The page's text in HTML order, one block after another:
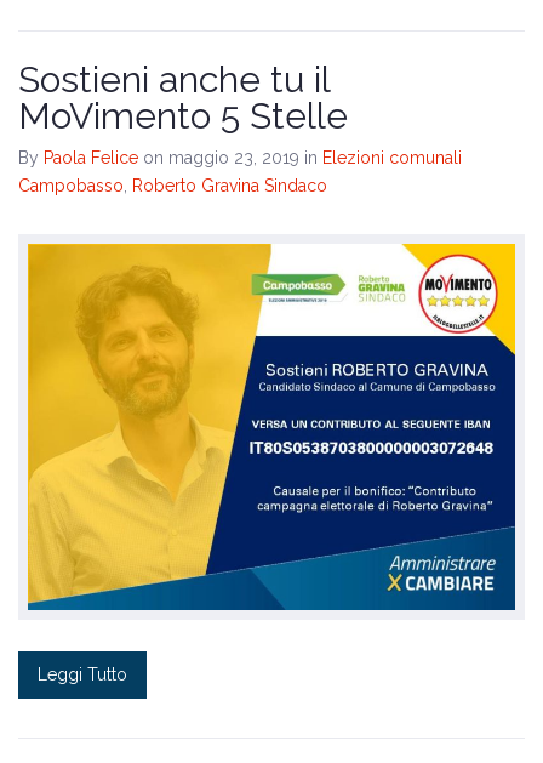
Sostieni anche tu il
MoVimento 5 Stelle
By Paola Felice on maggio 23, 2019 in Elezioni comunali
Campobasso
Roberto Gravina Sindaco
Leggi Tutto